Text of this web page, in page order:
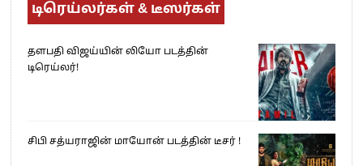
டிரெய்லர்கள் & டீஸர்கள்
தளபதி விஜய்யின் லியோ படத்தின்
டிரெய்லர்!
சிபி சத்யராஜின் மாயோன் படத்தின் டீசர் !